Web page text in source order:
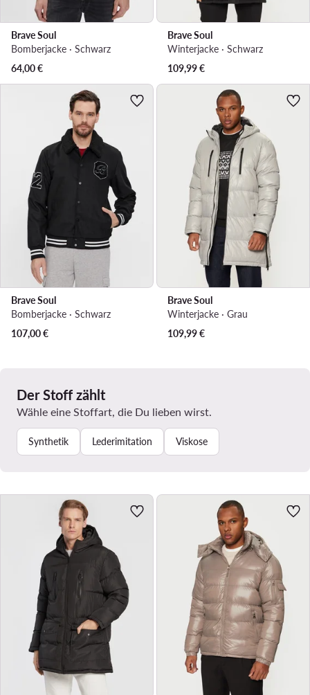
Brave Soul
Bomberjacke · Schwarz
64,00€
Brave Soul
Winterjacke · Schwarz
109,99€
Brave Soul
Bomberjacke · Schwarz
107,00€
Brave Soul
Winterjacke · Grau
109,99€
Der Stoff zählt
Wähle eine Stoffart, die Du lieben wirst.
Synthetik Lederimitation Viskose